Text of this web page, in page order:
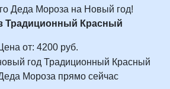
Деда Мороза на Новый год!
Традиционный Красный
от: 4200 руб.
Мороза прямо сейчас